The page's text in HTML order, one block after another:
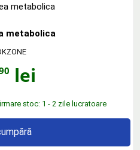
metabolica
lei
stoc: 1 - 2 zile lucratoare